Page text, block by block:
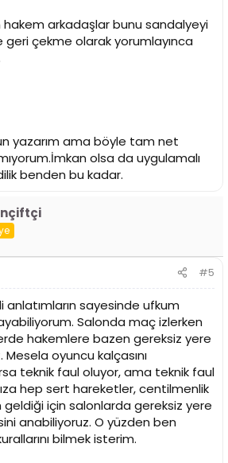
hakem arkadaşlar bunu sandalyeyi
çekme olarak yorumlayınca
yazarım ama böyle tam net
olsa da uygulamalı
benden bu kadar.
#5
anlatımların sayesinde ufkum
Salonda maç izlerken
hakemlere bazen gereksiz yere
oyuncu kalçasını
teknik faul oluyor, ama teknik faul
hep sert hareketler, centilmenlik
geldiği için salonlarda gereksiz yere
anabiliyoruz. O yüzden ben
bilmek isterim.